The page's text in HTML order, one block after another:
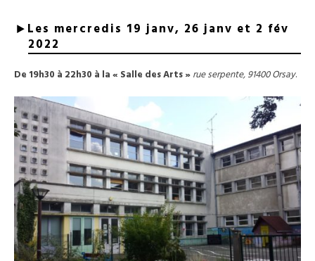
Les mercredis 19 janv, 26 janv et 2 fév
2022
De 19h30 à 22h30 à la « Salle des Arts »rue serpente, 91400 Orsay.